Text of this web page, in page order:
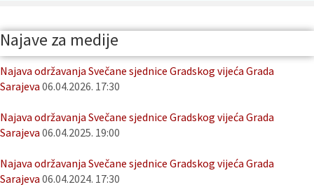
Najave za medije
Najava održavanja Svečane sjednice Gradskog vijeća Grada
Sarajeva 06.04.2026. 17:30
Najava održavanja Svečane sjednice Gradskog vijeća Grada
Sarajeva 06.04.2025. 19:00
Najava održavanja Svečane sjednice Gradskog vijeća Grada
Sarajeva 06.04.2024. 17:30